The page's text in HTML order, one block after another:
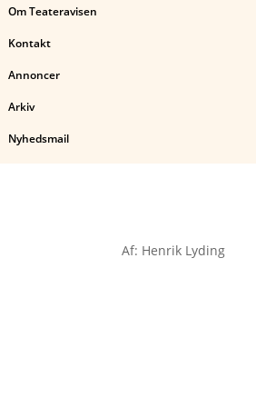
Om Teateravisen
Kontakt
Annoncer
Arkiv
Nyhedsmail
Af: Henrik Lyding